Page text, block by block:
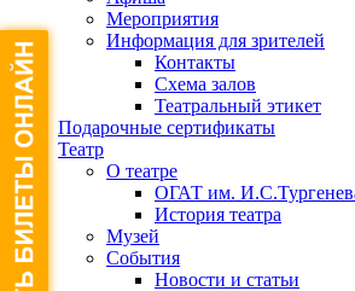
Мероприятия
Информация для зрителей
Контакты
Схема залов
Театральный этикет
Подарочные сертификаты
Театр
О театре
ОГАТ им.
История театра
Музей
События
Новости и статьи